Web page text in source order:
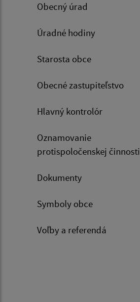
Obecný úrad
Úradné hodiny
Starosta obce
Obecné zastupiteľstvo
Hlavný kontrolór
Oznamovanie
protispoločenskej činnosti
Dokumenty
Symboly obce
Voľby a referendá